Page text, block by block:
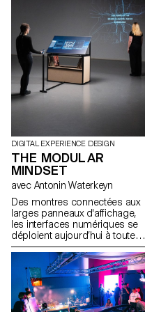
d’électrophysiologie végétale
miniaturisé, conçu pour une
utilisation en conditions
agricoles réelles : Vita mini
sensor.
DIGITAL EXPERIENCE DESIGN
THE MODULAR
MINDSET
avec Antonin Waterkeyn
Des montres connectées aux
larges panneaux d'affichage,
les interfaces numériques se
déploient aujourd’hui à toutes
les échelles. Concevoir une
identité visuelle dans ce
contexte implique de penser
des systèmes capables de
s’adapter à des formats, des
usages et des rythmes